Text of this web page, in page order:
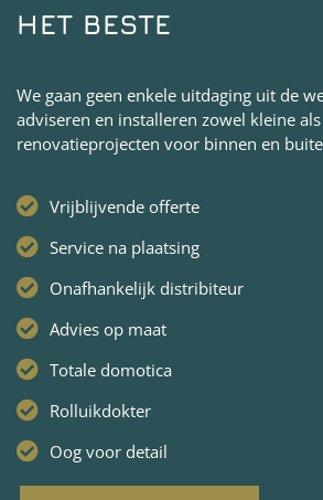
HET BESTE
We gaan geen enkele uitdaging uit de
adviseren en installeren zowel kleine
renovatieprojecten voor binnen en
Vrijblijvende offerte
Service na plaatsing
Onafhankelijk distribiteur
Advies op maat
Totale domotica
Rolluikdokter
Oog voor detail